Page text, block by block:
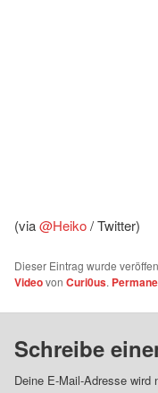
(via@Heiko/ Twitter)
Dieser Eintrag wurde
Videovon Curi0us.
Schreibe
Deine E-Mail-Adresse wird